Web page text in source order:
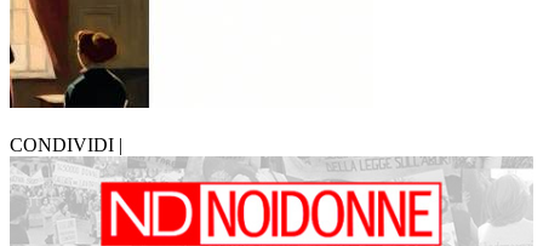
CONDIVIDI |